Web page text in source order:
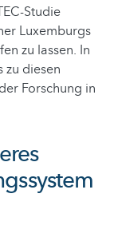
Studie
Luxemburgs
zu lassen. In
zu diesen
Forschung in